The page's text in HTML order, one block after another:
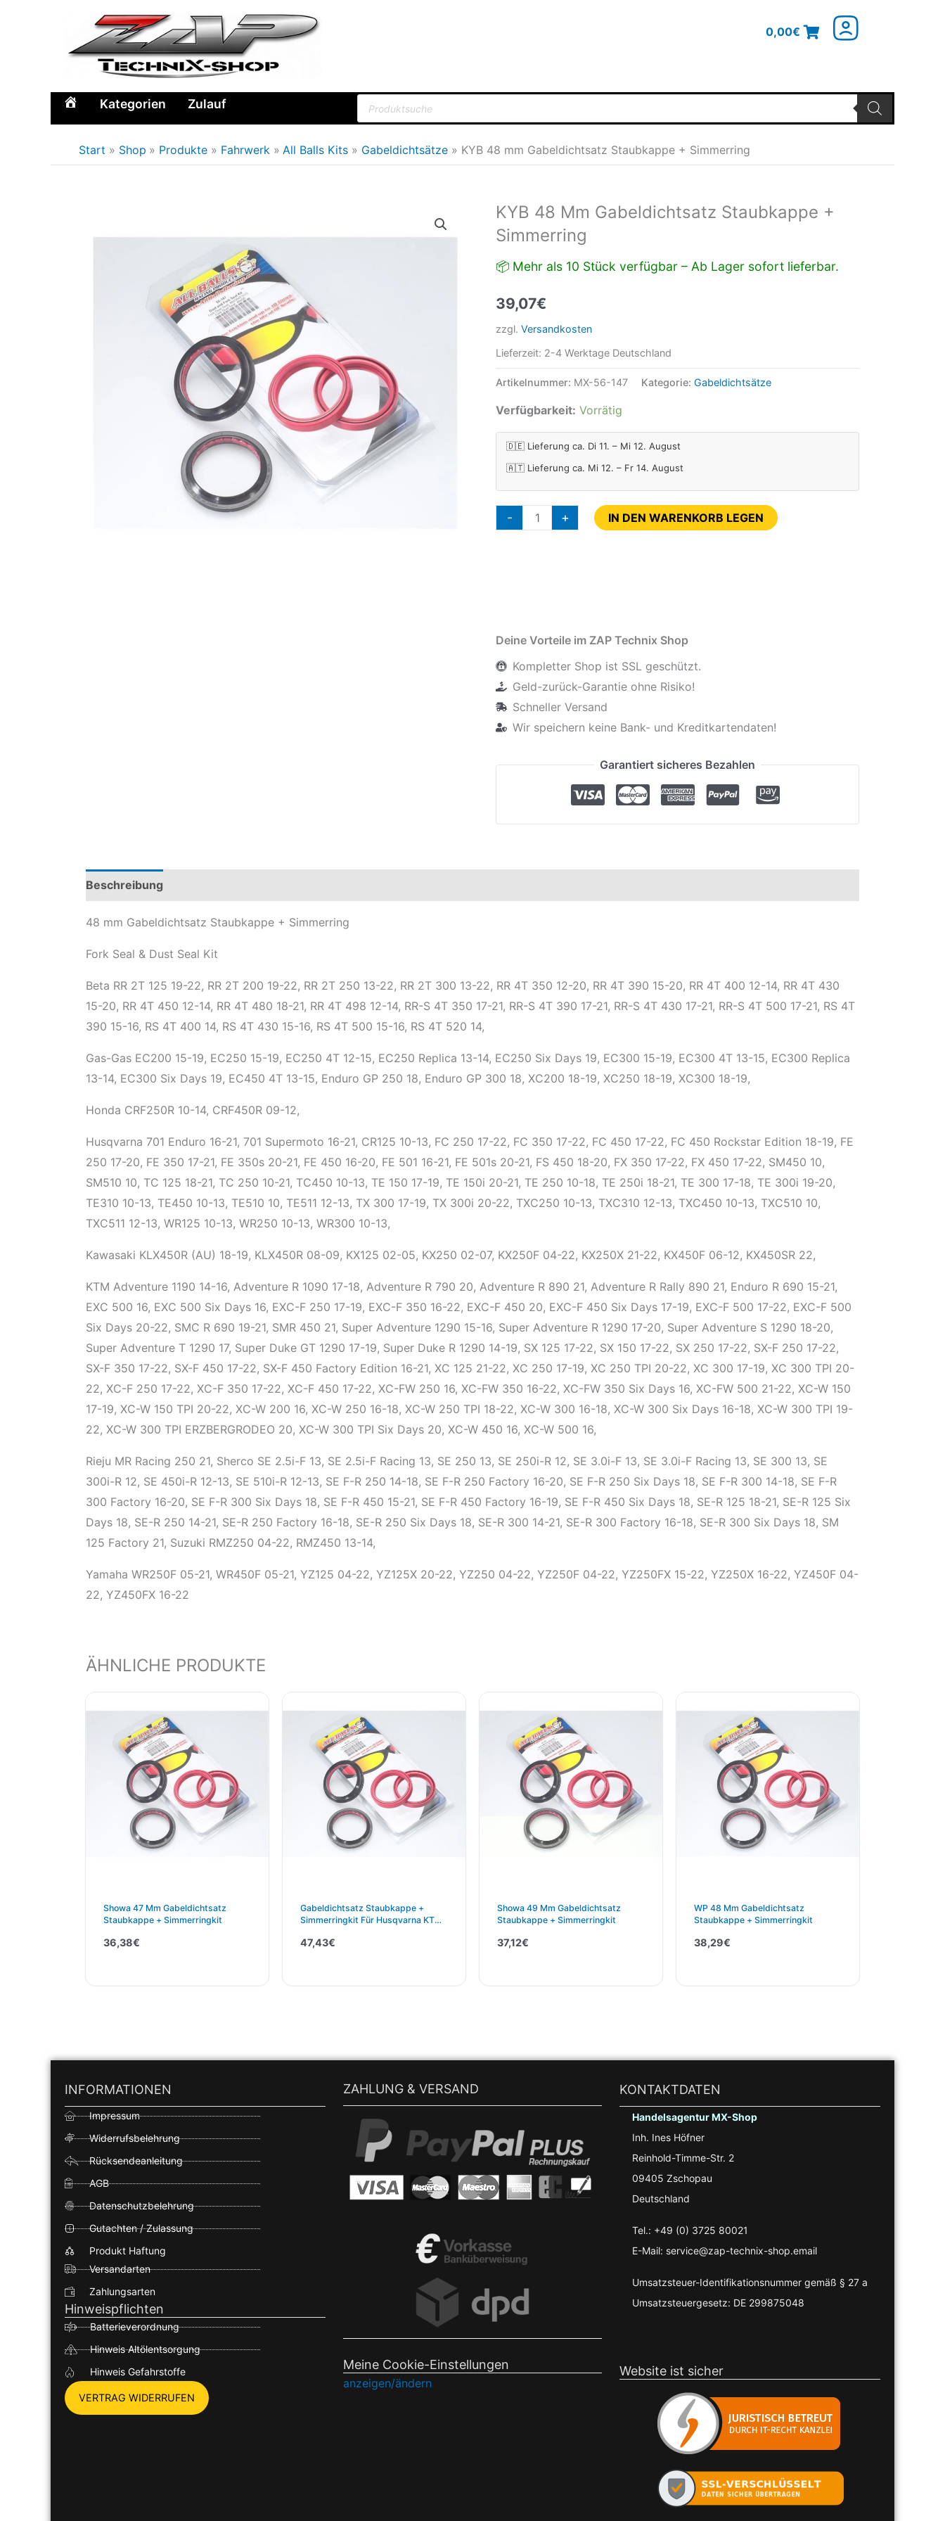
0,00€
Home Kategorien Zulauf
Products
search
Start Shop Produkte Fahrwerk All Balls Kits Gabeldichtsätze KYB 48 mm Gabeldichtsatz Staubkappe + Simmerring
KYB 48 Mm Gabeldichtsatz Staubkappe +
Simmerring
📦 Mehr als 10 Stück verfügbar – Ab Lager sofort lieferbar.
39,07€
zzgl. Versandkosten
Lieferzeit: 2-4 Werktage Deutschland
Artikelnummer: MX-56-147 Kategorie: Gabeldichtsätze
Verfügbarkeit: Vorrätig
🇩🇪 Lieferung ca. Di 11. – Mi 12. August
🇦🇹 Lieferung ca. Mi 12. – Fr 14. August
-
KYB
48
Gabeldichtsatz
+
Simmerring
Menge
+ IN DEN WARENKORB LEGEN
Deine Vorteile im ZAP Technix Shop
Kompletter Shop ist SSL geschützt.
Geld-zurück-Garantie ohne Risiko!
Schneller Versand
Wir speichern keine Bank- und Kreditkartendaten!
Garantiert sicheres Bezahlen
Beschreibung
48 mm Gabeldichtsatz Staubkappe + Simmerring
Fork Seal & Dust Seal Kit
Beta RR 2T 125 19-22, RR 2T 200 19-22, RR 2T 250 13-22, RR 2T 300 13-22, RR 4T 350 12-20, RR 4T 390 15-20, RR 4T 400 12-14, RR 4T 430
15-20, RR 4T 450 12-14, RR 4T 480 18-21, RR 4T 498 12-14, RR-S 4T 350 17-21, RR-S 4T 390 17-21, RR-S 4T 430 17-21, RR-S 4T 500 17-21, RS 4T
390 15-16, RS 4T 400 14, RS 4T 430 15-16, RS 4T 500 15-16, RS 4T 520 14,
Gas-Gas EC200 15-19, EC250 15-19, EC250 4T 12-15, EC250 Replica 13-14, EC250 Six Days 19, EC300 15-19, EC300 4T 13-15, EC300 Replica
13-14, EC300 Six Days 19, EC450 4T 13-15, Enduro GP 250 18, Enduro GP 300 18, XC200 18-19, XC250 18-19, XC300 18-19,
Honda CRF250R 10-14, CRF450R 09-12,
Husqvarna 701 Enduro 16-21, 701 Supermoto 16-21, CR125 10-13, FC 250 17-22, FC 350 17-22, FC 450 17-22, FC 450 Rockstar Edition 18-19, FE
250 17-20, FE 350 17-21, FE 350s 20-21, FE 450 16-20, FE 501 16-21, FE 501s 20-21, FS 450 18-20, FX 350 17-22, FX 450 17-22, SM450 10,
SM510 10, TC 125 18-21, TC 250 10-21, TC450 10-13, TE 150 17-19, TE 150i 20-21, TE 250 10-18, TE 250i 18-21, TE 300 17-18, TE 300i 19-20,
TE310 10-13, TE450 10-13, TE510 10, TE511 12-13, TX 300 17-19, TX 300i 20-22, TXC250 10-13, TXC310 12-13, TXC450 10-13, TXC510 10,
TXC511 12-13, WR125 10-13, WR250 10-13, WR300 10-13,
Kawasaki KLX450R (AU) 18-19, KLX450R 08-09, KX125 02-05, KX250 02-07, KX250F 04-22, KX250X 21-22, KX450F 06-12, KX450SR 22,
KTM Adventure 1190 14-16, Adventure R 1090 17-18, Adventure R 790 20, Adventure R 890 21, Adventure R Rally 890 21, Enduro R 690 15-21,
EXC 500 16, EXC 500 Six Days 16, EXC-F 250 17-19, EXC-F 350 16-22, EXC-F 450 20, EXC-F 450 Six Days 17-19, EXC-F 500 17-22, EXC-F 500
Six Days 20-22, SMC R 690 19-21, SMR 450 21, Super Adventure 1290 15-16, Super Adventure R 1290 17-20, Super Adventure S 1290 18-20,
Super Adventure T 1290 17, Super Duke GT 1290 17-19, Super Duke R 1290 14-19, SX 125 17-22, SX 150 17-22, SX 250 17-22, SX-F 250 17-22,
SX-F 350 17-22, SX-F 450 17-22, SX-F 450 Factory Edition 16-21, XC 125 21-22, XC 250 17-19, XC 250 TPI 20-22, XC 300 17-19, XC 300 TPI 20-
22, XC-F 250 17-22, XC-F 350 17-22, XC-F 450 17-22, XC-FW 250 16, XC-FW 350 16-22, XC-FW 350 Six Days 16, XC-FW 500 21-22, XC-W 150
17-19, XC-W 150 TPI 20-22, XC-W 200 16, XC-W 250 16-18, XC-W 250 TPI 18-22, XC-W 300 16-18, XC-W 300 Six Days 16-18, XC-W 300 TPI 19-
22, XC-W 300 TPI ERZBERGRODEO 20, XC-W 300 TPI Six Days 20, XC-W 450 16, XC-W 500 16,
Rieju MR Racing 250 21, Sherco SE 2.5i-F 13, SE 2.5i-F Racing 13, SE 250 13, SE 250i-R 12, SE 3.0i-F 13, SE 3.0i-F Racing 13, SE 300 13, SE
300i-R 12, SE 450i-R 12-13, SE 510i-R 12-13, SE F-R 250 14-18, SE F-R 250 Factory 16-20, SE F-R 250 Six Days 18, SE F-R 300 14-18, SE F-R
300 Factory 16-20, SE F-R 300 Six Days 18, SE F-R 450 15-21, SE F-R 450 Factory 16-19, SE F-R 450 Six Days 18, SE-R 125 18-21, SE-R 125 Six
Days 18, SE-R 250 14-21, SE-R 250 Factory 16-18, SE-R 250 Six Days 18, SE-R 300 14-21, SE-R 300 Factory 16-18, SE-R 300 Six Days 18, SM
125 Factory 21, Suzuki RMZ250 04-22, RMZ450 13-14,
Yamaha WR250F 05-21, WR450F 05-21, YZ125 04-22, YZ125X 20-22, YZ250 04-22, YZ250F 04-22, YZ250FX 15-22, YZ250X 16-22, YZ450F 04-
22, YZ450FX 16-22
ÄHNLICHE PRODUKTE
Showa 47 Mm Gabeldichtsatz
Staubkappe + Simmerringkit
36,38€
Gabeldichtsatz Staubkappe +
Simmerringkit Für Husqvarna KTM
47,43€
Showa 49 Mm Gabeldichtsatz
Staubkappe + Simmerringkit
37,12€
WP 48 Mm Gabeldichtsatz
Staubkappe + Simmerringkit
38,29€
INFORMATIONEN
Impressum
Widerrufsbelehrung
Rücksendeanleitung
AGB
Datenschutzbelehrung
Gutachten / Zulassung
Produkt Haftung
Versandarten
Zahlungsarten
Hinweispflichten
Batterieverordnung
Hinweis Altölentsorgung
Hinweis Gefahrstoffe
VERTRAG WIDERRUFEN
ZAHLUNG & VERSAND
Meine Cookie-Einstellungen
anzeigen/ändern
KONTAKTDATEN
Handelsagentur MX-Shop
Inh. Ines Höfner
Reinhold-Timme-Str. 2
09405 Zschopau
Deutschland
Tel.: +49 (0) 3725 80021
E-Mail: service@zap-technix-shop.email
Umsatzsteuer-Identifikationsnummer gemäß § 27 a
Umsatzsteuergesetz: DE 299875048
Website ist sicher